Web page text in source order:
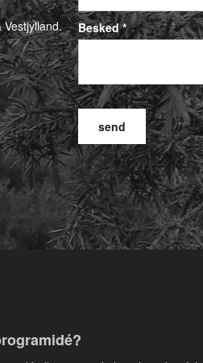
Besked *